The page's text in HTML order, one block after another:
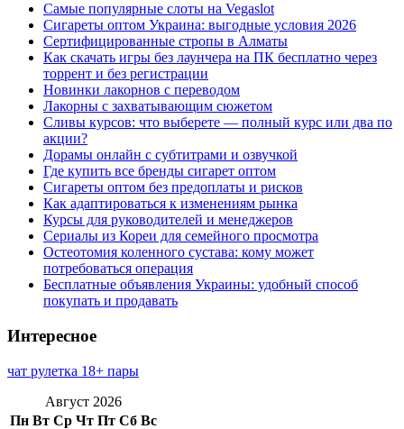
Самые популярные слоты на Vegaslot
Сигареты оптом Украина: выгодные условия 2026
Сертифицированные стропы в Алматы
Как скачать игры без лаунчера на ПК бесплатно через
торрент и без регистрации
Новинки лакорнов с переводом
Лакорны с захватывающим сюжетом
Сливы курсов: что выберете — полный курс или два по
акции?
Дорамы онлайн с субтитрами и озвучкой
Где купить все бренды сигарет оптом
Сигареты оптом без предоплаты и рисков
Как адаптироваться к изменениям рынка
Курсы для руководителей и менеджеров
Сериалы из Кореи для семейного просмотра
Остеотомия коленного сустава: кому может
потребоваться операция
Бесплатные объявления Украины: удобный способ
покупать и продавать
Интересное
чат рулетка 18+ пары
Август 2026
Пн Вт Ср Чт Пт Сб Вс